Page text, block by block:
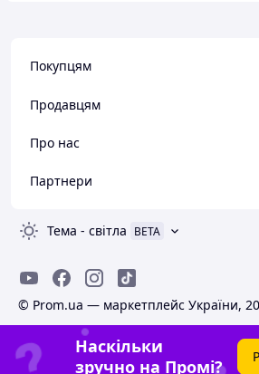
Покупцям
Продавцям
Про нас
Партнери
Тема - світла BETA
© Prom.ua — маркетплейс України,
Наскільки
зручно на Промі?